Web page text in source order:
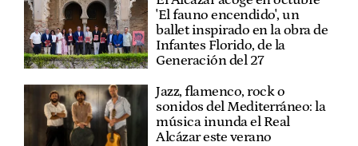
'El fauno encendido', un
ballet inspirado en la obra de
Infantes Florido, de la
Generación del 27
Jazz, flamenco, rock o
sonidos del Mediterráneo: la
música inunda el Real
Alcázar este verano